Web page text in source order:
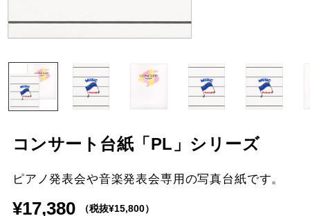
コンサート台紙「PL」シリーズ
ピアノ発表会や音楽発表会専用の写真台紙です。
¥17,380 （税抜¥15,800）